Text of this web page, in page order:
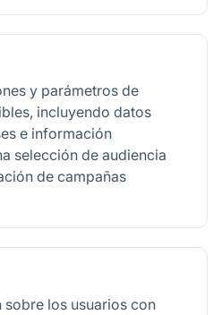
y parámetros de
incluyendo datos
e información
selección de audiencia
de campañas
los usuarios con